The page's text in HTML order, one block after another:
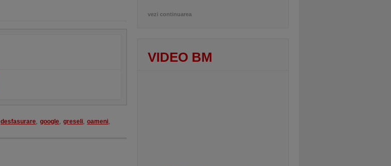
desfasurare, google, greseli, oameni,
vezi continuarea
VIDEO BM